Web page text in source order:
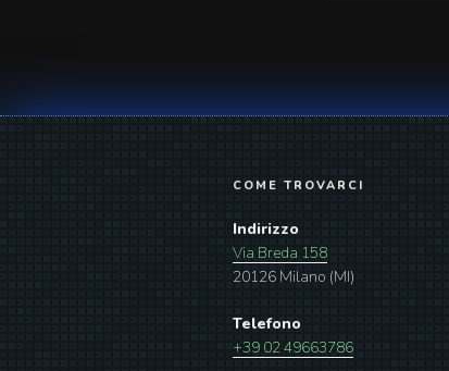
COME TROVARCI
Indirizzo
Via Breda 158
20126 Milano (MI)
Telefono
+39 02 49663786